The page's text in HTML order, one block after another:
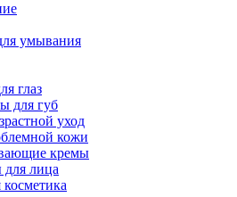
умывания
глаз
для губ
уход
кожи
кремы
для лица